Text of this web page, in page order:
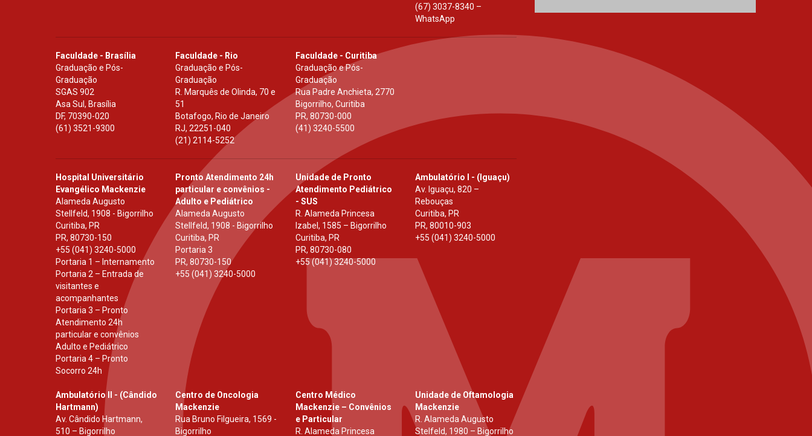
(67) 3037-8340 –
WhatsApp
Faculdade - Brasília
Graduação e Pós-
Graduação
SGAS 902
Asa Sul, Brasília
DF, 70390-020
(61) 3521-9300
Faculdade - Rio
Graduação e Pós-
Graduação
R. Marquês de Olinda, 70 e
51
Botafogo, Rio de Janeiro
RJ,22251-040
(21) 2114-5252
Faculdade - Curitiba
Graduação e Pós-
Graduação
Rua Padre Anchieta, 2770
Bigorrilho, Curitiba
PR, 80730-000
(41) 3240-5500
Hospital Universitário
Evangélico Mackenzie
Alameda Augusto
Stellfeld, 1908 - Bigorrilho
Curitiba, PR
PR, 80730-150
+55 (041) 3240-5000
Portaria 1 – Internamento
Portaria 2 – Entrada de
visitantes e
acompanhantes
Portaria 3 – Pronto
Atendimento 24h
particular e convênios
Adulto e Pediátrico
Portaria 4 – Pronto
Socorro 24h
Pronto Atendimento 24h
particular e convênios -
Adulto e Pediátrico
Alameda Augusto
Stellfeld, 1908 - Bigorrilho
Curitiba, PR
Portaria 3
PR,80730-150
+55 (041) 3240-5000
Unidade de Pronto
Atendimento Pediátrico
- SUS
R. Alameda Princesa
Izabel, 1585 – Bigorrilho
Curitiba, PR
PR, 80730-080
+55 (041) 3240-5000
Ambulatório I - (Iguaçu)
Av. Iguaçu, 820 –
Rebouças
Curitiba, PR
PR, 80010-903
+55 (041) 3240-5000
Ambulatório II - (Cândido
Hartmann)
Av. Cândido Hartmann,
510 – Bigorrilho
Centro de Oncologia
Mackenzie
Rua Bruno Filgueira, 1569 -
Bigorrilho
Centro Médico
Mackenzie – Convênios
e Particular
R. Alameda Princesa
Unidade de Oftamologia
Mackenzie
R. Alameda Augusto
Stelfeld, 1980 – Bigorrilho